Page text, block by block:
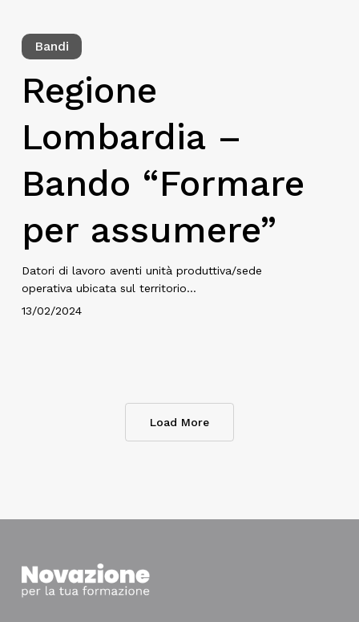
Bandi
Regione
Lombardia –
Bando “Formare
per assumere”
Datori di lavoro aventi unità produttiva/sede
operativa ubicata sul territorio…
13/02/2024
Load More